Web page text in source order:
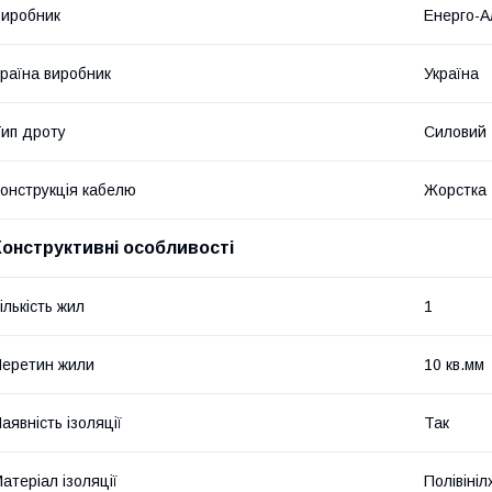
Енерго-
виробник Україна
дроту Силовий
кабелю Жорстка
особливості
жил 1
жили 10 кв.мм
ізоляції Так
ізоляції